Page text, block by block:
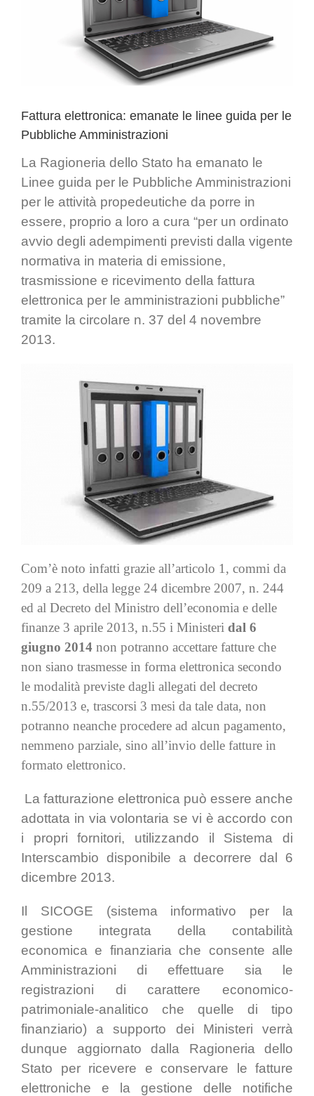
Fattura elettronica: emanate le linee guida per le
Pubbliche Amministrazioni
La Ragioneria dello Stato ha emanato le
Linee guida per le Pubbliche Amministrazioni
per le attività propedeutiche da porre in
essere, proprio a loro a cura “per un ordinato
avvio degli adempimenti previsti dalla vigente
normativa in materia di emissione,
trasmissione e ricevimento della fattura
elettronica per le amministrazioni pubbliche”
tramite la circolare n. 37 del 4 novembre
2013.
Com’è noto infatti grazie all’articolo 1, commi da
209 a 213, della legge 24 dicembre 2007, n. 244
ed al Decreto del Ministro dell’economia e delle
finanze 3 aprile 2013, n.55 i Ministeri dal 6
giugno 2014 non potranno accettare fatture che
non siano trasmesse in forma elettronica secondo
le modalità previste dagli allegati del decreto
n.55/2013 e, trascorsi 3 mesi da tale data, non
potranno neanche procedere ad alcun pagamento,
nemmeno parziale, sino all’invio delle fatture in
formato elettronico.
La fatturazione elettronica può essere anche
adottata in via volontaria se vi è accordo con
i propri fornitori, utilizzando il Sistema di
Interscambio disponibile a decorrere dal 6
dicembre 2013.
Il SICOGE (sistema informativo per la
gestione integrata della contabilità
economica e finanziaria che consente alle
Amministrazioni di effettuare sia le
registrazioni di carattere economico-
patrimoniale-analitico che quelle di tipo
finanziario) a supporto dei Ministeri verrà
dunque aggiornato dalla Ragioneria dello
Stato per ricevere e conservare le fatture
elettroniche e la gestione delle notifiche